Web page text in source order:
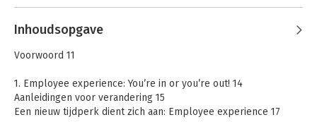
Werken aan
werkgeluk
Bekijk alle boeken
en HR, en schreef diverse boeken over
Business, genomineerd als
managementboek van het jaar.
Andere boeken door Gea Peper
Inhoudsopgave
Voorwoord 11
1. Employee experience: You’re in or you’re out! 14
Aanleidingen voor verandering 15
Een nieuw tijdperk dient zich aan: Employee experience 17